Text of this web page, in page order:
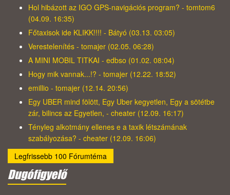
Hol hibázott az IGO GPS-navigációs program? - tomtom6
(04.09. 16:35)
Főtaxisok ide KLIKK!!!! - Bátyó (03.13. 03:05)
Verestelenítés - tomajer (02.05. 06:28)
A MINI MOBIL TITKAI - edbso (01.02. 08:04)
Hogy mik vannak...!? - tomajer (12.22. 18:52)
emillio - tomajer (12.14. 20:56)
Egy UBER mind fölött, Egy Uber kegyetlen, Egy a sötétbe
zár, bilincs az Egyetlen, - cheater (12.09. 16:17)
Tényleg alkotmány ellenes e a taxik létszámának
szabályozása? - cheater (12.09. 16:06)
Legfrissebb 100 Fórumtéma
Dugófigyelő